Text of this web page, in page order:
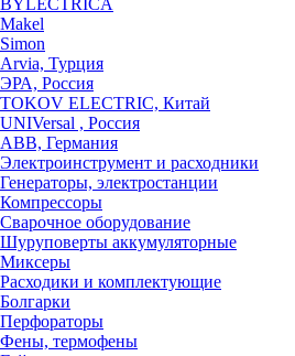
BYLECTRICA
Makel
Simon
Arvia, Турция
ЭРА, Россия
TOKOV ELECTRIC, Китай
UNIVersal , Россия
ABB, Германия
Электроинструмент и расходники
Генераторы, электростанции
Компрессоры
Сварочное оборудование
Шуруповерты аккумуляторные
Миксеры
Расходики и комплектующие
Болгарки
Перфораторы
Фены, термофены